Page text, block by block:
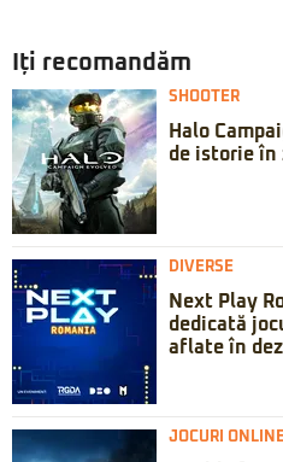
Iți recomandăm
SHOOTER
Halo
de istorie în
DIVERSE
Next Play
dedicată
aflate în
JOCURI